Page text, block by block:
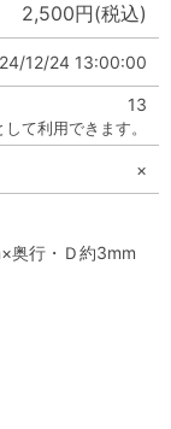
2,500円(税込)
12/24 13:00:00
13
て利用できます。
×
奥行・Ｄ約3mm